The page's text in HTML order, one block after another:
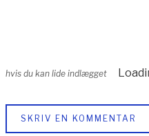
hvis du kan lide indlægget
SKRIV EN KOMMENTAR